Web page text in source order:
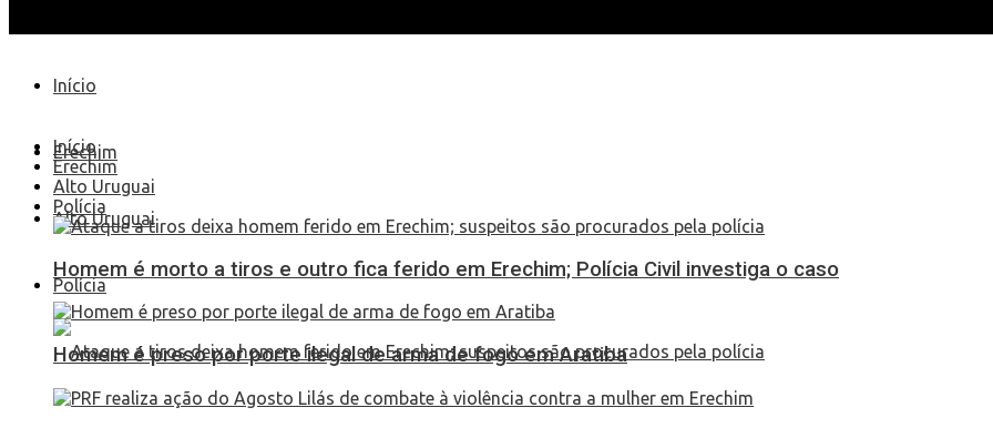
Início
Erechim
Alto Uruguai
Polícia
Início
Erechim
Alto Uruguai
Polícia
Homem é morto a tiros e outro fica ferido em Erechim; Polícia Civil investiga o caso
Homem é preso por porte ilegal de arma de fogo em Aratiba